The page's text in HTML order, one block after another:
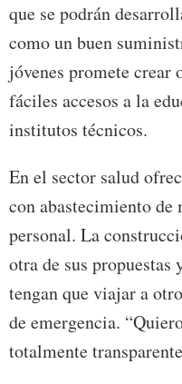
que se podrán
como un buen
jóvenes promete crear
fáciles accesos a la
institutos técnicos.
En el sector salud
con abastecimiento de
personal. La
otra de sus
tengan que viajar a
de emergencia.
totalmente